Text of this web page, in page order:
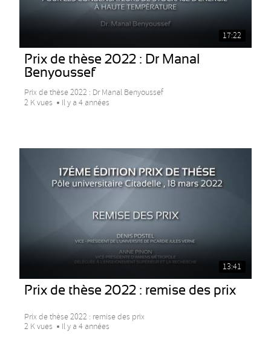
17:22
Prix de thèse 2022 : Dr Manal
Benyoussef
Prix de thèse 2022 : Dr Manal Benyoussef
2 K vues
Il y a 4 années
13:41
Prix de thèse 2022 : remise des prix
Prix de thèse 2022 : remise des prix
2 K vues
Il y a 4 années